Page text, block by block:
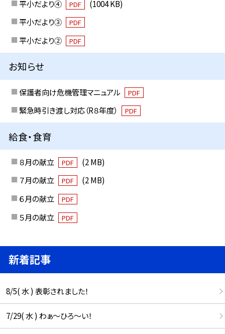
平小だより④
PDF
(1004 KB)
平小だより③
PDF
平小だより② PDF
お知らせ
保護者向け危機管理マニュアル PDF
緊急時引き渡し対応（R８年度） PDF
給食・食育
８月の献立 PDF
(2 MB)
７月の献立
PDF
(2 MB)
６月の献立
PDF
５月の献立 PDF
新着記事
8/5( 水 ) 表彰されました！
7/29( 水 ) わぁ～ひろ～い！